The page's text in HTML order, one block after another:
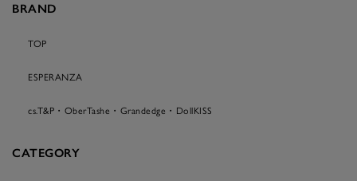
BRAND
TOP
ESPERANZA
cs.T&P・OberTashe・Grandedge・DollKISS
CATEGORY